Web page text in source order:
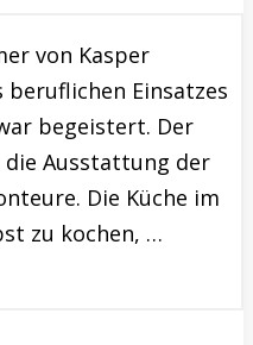
von Kasper
Einsatzes
begeistert. Der
die Ausstattung der
Die Küche im
zu kochen, …